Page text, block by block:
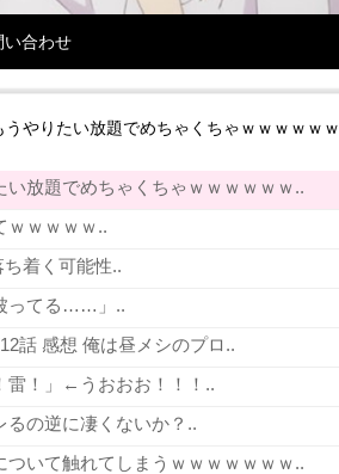
い合わせ
うやりたい放題でめちゃくちゃｗｗｗｗｗｗ
い放題でめちゃくちゃｗｗｗｗｗｗ..
ｗｗｗｗｗ..
着く可能性..
ってる……」..
話 感想 俺は昼メシのプロ..
雷！」←うおおお！！！..
の逆に凄くないか？..
いて触れてしまうｗｗｗｗｗｗｗ..